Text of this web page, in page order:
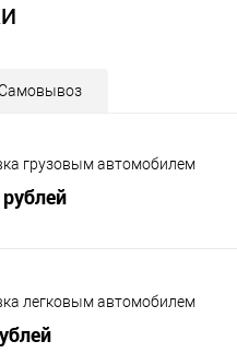
грузовым автомобилем
легковым автомобилем